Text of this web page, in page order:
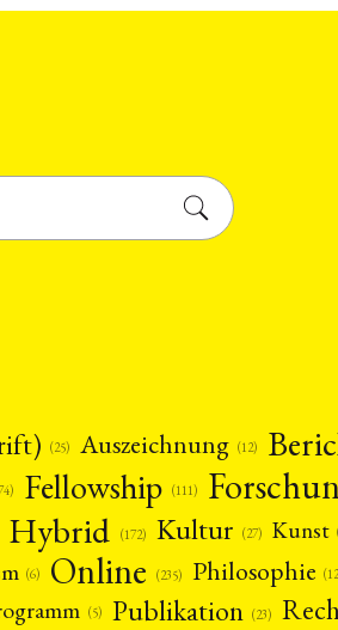
(25) Auszeichnung (12)
Fellowship (111)
Hybrid (172) Kultur (27) Kunst
(6) Online (235) Philosophie
(5) Publikation (23)